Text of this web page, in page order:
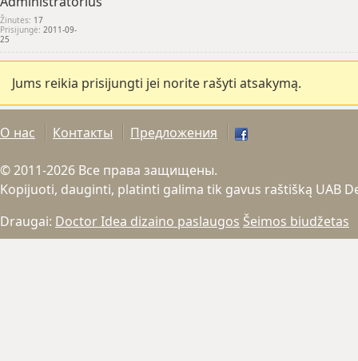
Žinutės: 17
Prisijungė: 2011-09-
25
Jums reikia prisijungti jei norite rašyti atsakymą.
О нас Контакты Предложения
© 2011-2026 Все права защищены.
Kopijuoti, dauginti, platinti galima tik gavus raštišką UAB
Draugai: Doctor Idea dizaino paslaugos Šeimos biudžetas